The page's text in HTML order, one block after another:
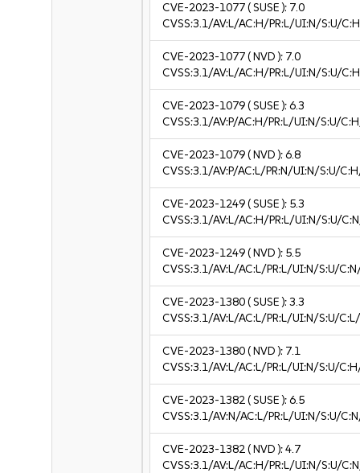
CVE-2023-1077( SUSE ): 7.0
CVSS:3.1/AV:L/AC:H/PR:L/UI:N/S:U/
CVE-2023-1077( NVD ): 7.0
CVSS:3.1/AV:L/AC:H/PR:L/UI:N/S:U/
CVE-2023-1079( SUSE ):6.3
CVSS:3.1/AV:P/AC:H/PR:L/UI:N/S:U/
CVE-2023-1079( NVD ):6.8
CVSS:3.1/AV:P/AC:L/PR:N/UI:N/S:U/
CVE-2023-1249( SUSE ): 5.3
CVSS:3.1/AV:L/AC:H/PR:L/UI:N/S:U/
CVE-2023-1249( NVD ): 5.5
CVSS:3.1/AV:L/AC:L/PR:L/UI:N/S:U/
CVE-2023-1380( SUSE ):3.3
CVSS:3.1/AV:L/AC:L/PR:L/UI:N/S:U/
CVE-2023-1380( NVD ): 7.1
CVSS:3.1/AV:L/AC:L/PR:L/UI:N/S:U/
CVE-2023-1382( SUSE ):6.5
CVSS:3.1/AV:N/AC:L/PR:L/UI:N/S:U/
CVE-2023-1382( NVD ):4.7
CVSS:3.1/AV:L/AC:H/PR:L/UI:N/S:U/